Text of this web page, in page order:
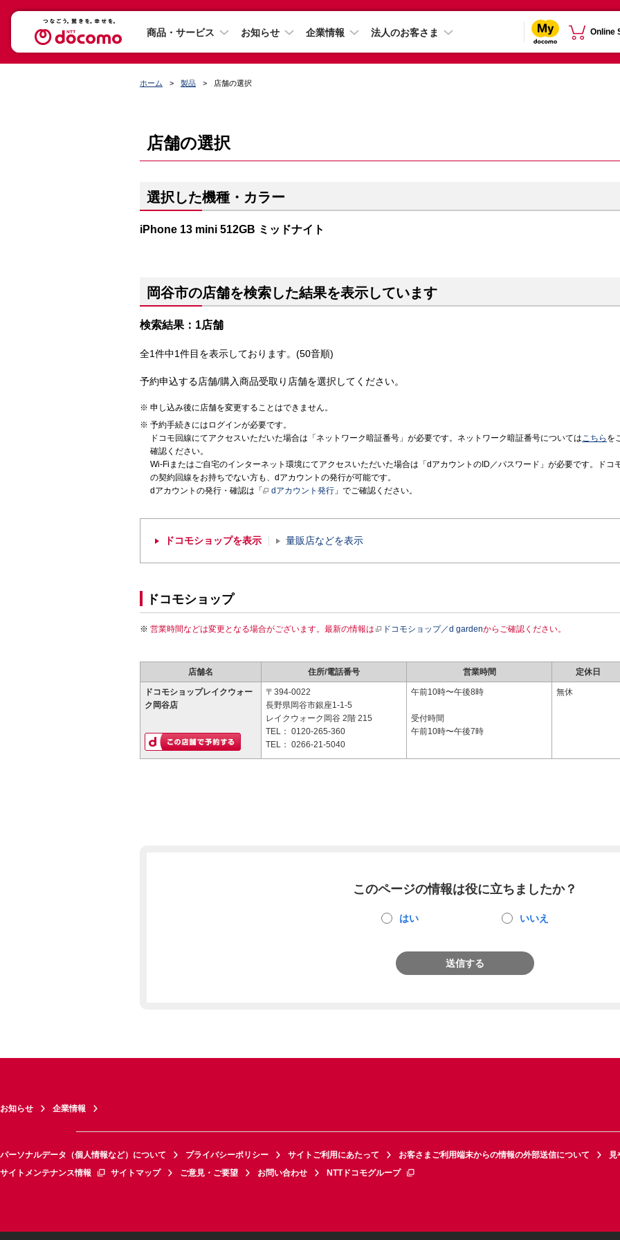
商品・サービス お知らせ 企業情報 法人のお客さま Online
ホーム 製品 店舗の選択
店舗の選択
選択した機種・カラー
iPhone 13 mini 512GB ミッドナイト
岡谷市の店舗を検索した結果を表示しています
検索結果：1店舗
全1件中1件目を表示しております。(50音順)
予約申込する店舗/購入商品受取り店舗を選択してください。
申し込み後に店舗を変更することはできません。
予約手続きにはログインが必要です。
ドコモ回線にてアクセスいただいた場合は「ネットワーク暗証番号」が必要です。ネットワーク暗証番号についてはこちら を
確認ください。
Wi-Fiまたはご自宅のインターネット環境にてアクセスいただいた場合は「dアカウントのID／パスワード」が必要です。ドコ
の契約回線をお持ちでない方も、dアカウントの発行が可能です。
dアカウントの発行・確認は「
dアカウント発行 」でご確認ください。
ドコモショップを表示 量販店などを表示
ドコモショップ
営業時間などは変更となる場合がございます。最新の情報は ドコモショップ／d gardenからご確認ください。
店舗名 住所/電話番号 営業時間 定休日
ドコモショップレイクウォー
ク岡谷店
〒394-0022
長野県岡谷市銀座1-1-5
レイクウォーク岡谷 2階 215
TEL： 0120-265-360
TEL： 0266-21-5040
午前10時〜午後8時
受付時間
午前10時〜午後7時
無休
このページの情報は役に立ちましたか？
はい いいえ
送信する
お知らせ 企業情報
パーソナルデータ（個人情報など）について プライバシーポリシー サイトご利用にあたって お客さまご利用端末からの情報の外部送信について
見
サイトメンテナンス情報
サイトマップ ご意見・ご要望 お問い合わせ NTTドコモグループ